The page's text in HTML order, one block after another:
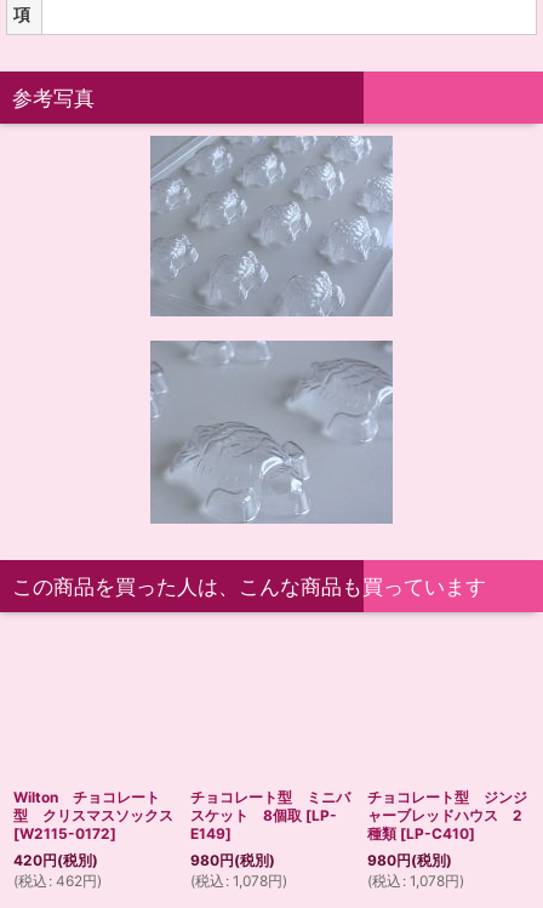
項
参考写真
この商品を買った人は、こんな商品も買っています
Wilton チョコレート
型 クリスマスソックス
[W2115-0172]
420円(税別)
(税込 : 462円)
チョコレート型 ミニバ
スケット 8個取 [LP-
E149]
980円(税別)
(税込 : 1,078円)
チョコレート型 ジンジ
ャーブレッドハウス 2
種類 [LP-C410]
980円(税別)
(税込 : 1,078円)